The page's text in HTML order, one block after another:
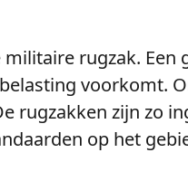
rugzak.
voorkomt.
rugzakken zijn zo
op het